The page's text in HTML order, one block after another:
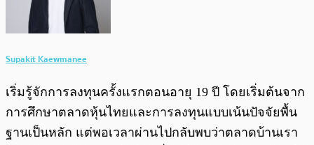
Supakit Kaewmanee
เริ่มรู้จักการลงทุนครั้งแรกตอนอายุ 19 ปี โดยเริ่มต้นจาก
การศึกษาตลาดหุ้นไทยและการลงทุนแบบเน้นปัจจัยพื้น
ฐานเป็นหลัก แต่พอเวลาผ่านไปกลับพบว่าตลาดบ้านเรา